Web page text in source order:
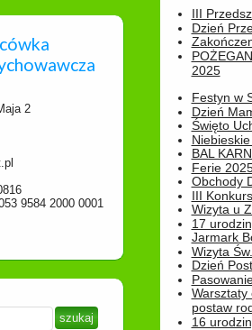
2
9584 2000 0001
III
Dzień
2025
Festyn w
Dzień
Święto
BAL
Ferie
Obchody
III
Wizyta u
17
Jarmark
Wizyta
Dzień
Warsztaty
postaw
16